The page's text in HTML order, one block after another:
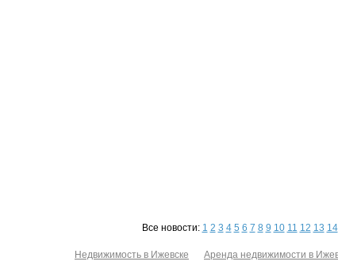
Все новости: 1 2 3 4 5 6 7 8 9 10 11 12 13 14
Недвижимость в Ижевске Аренда недвижимости в